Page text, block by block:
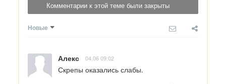
Комментарии к этой теме были закрыты
Новые
Алекс 04.06 09:02
Скрепы оказались слабы.